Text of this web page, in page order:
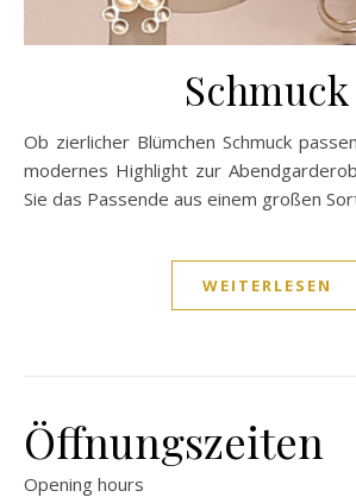
Schmuck
Ob zierlicher Blümchen Schmuck passend zur Tracht oder
modernes Highlight zur
Sie das Passende aus einem großen
WEITERLESEN
Öffnungszeiten
Opening hours